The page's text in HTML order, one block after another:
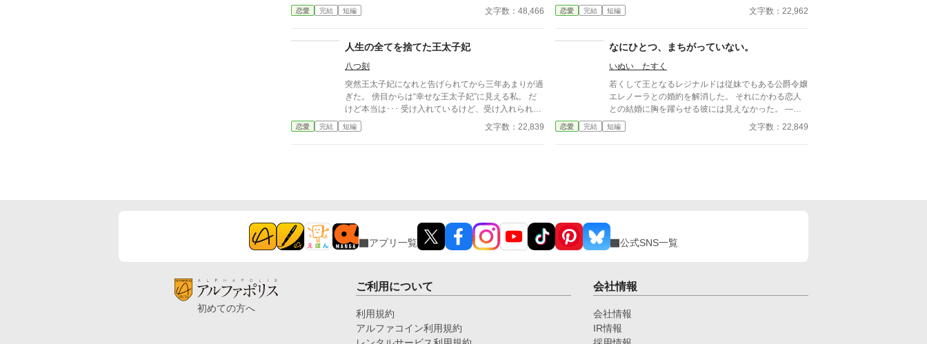
ちが「殿下はレイナ嬢に恋をしていたのでは？」と問
いに後悔することになる。
で、内容は母イリスが兄の妻エレーヌをいびっている
というものだった。最初は信じられなかったが、手紙
フィーナに助けを求めていた。 理知的で優しい公爵
夫人の母が信じられなかったが、兄の必死な頼みに胸
が痛む。 セラフィーナは、一年ぶりに実家に帰る
と、母が物置に閉じ込められていた。幸せだった家族
の日常が壊れていく。魔法やファンタジー異世界系
は、途中からあるかもしれません。
恋愛 完結 短編 文字数：48,466
予定とは違うが高位貴族は皆好意的だし、王太子殿下
の元婚約者も応援してくれている。 リリスは王太子
るようにと、ある首飾りを渡される。
恋愛 完結 短編 文字数：22,962
人生の全てを捨てた王太子妃
八つ刻
突然王太子妃になれと告げられてから三年あまりが過
ぎた。 傍目からは“幸せな王太子妃”に見える私。 だ
けど本当は･･･ 受け入れているけど、受け入れられな
い王太子妃と彼女を取り巻く人々の話。 ※※※幸せ
な話とは言い難いです※※※ タグをよく見て読んで
恋愛 完結 短編 文字数：22,839
なにひとつ、まちがっていない。
いぬい たすく
若くして王となるレジナルドは従妹でもある公爵令嬢
エレノーラとの婚約を解消した。 それにかわる恋人
との結婚に胸を躍らせる彼には見えなかった。 ――
なにもかもを間違えた。 そう後悔する自分の将来の
姿が。 Q この世界の、この国の技術レベルってどの
恋愛 完結 短編 文字数：22,849
アプリ一覧 公式SNS一覧
初めての方へ
ご利用について
利用規約
アルファコイン利用規約
会社情報
会社情報
IR情報